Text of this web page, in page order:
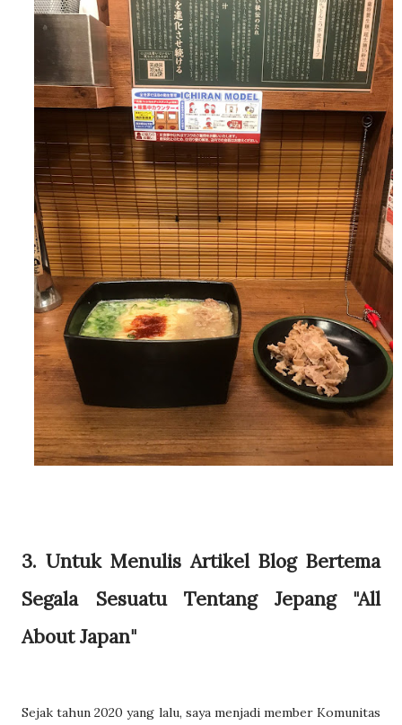
3. Untuk Menulis Artikel Blog Bertema
Segala Sesuatu Tentang Jepang "All
About Japan"
Sejak tahun 2020 yang lalu, saya menjadi member Komunitas